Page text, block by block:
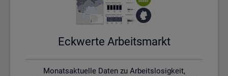
Eck­wer­te Ar­beits­markt
Monatsaktuelle Daten zu Arbeitslosigkeit,